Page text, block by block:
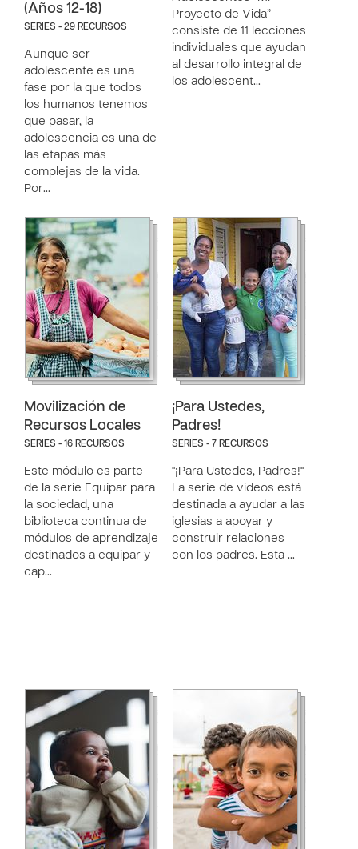
(Años 12-18)
SERIES - 29 RECURSOS
Aunque ser
adolescente es una
fase por la que todos
los humanos tenemos
que pasar, la
adolescencia es una de
las etapas más
complejas de la vida.
Por…
Proyecto de Vida”
consiste de 11 lecciones
individuales que ayudan
al desarrollo integral de
los adolescent…
Movilización de
Recursos Locales
SERIES - 16 RECURSOS
Este módulo es parte
de la serie Equipar para
la sociedad, una
biblioteca continua de
módulos de aprendizaje
destinados a equipar y
cap…
¡Para Ustedes,
Padres!
SERIES - 7 RECURSOS
"¡Para Ustedes, Padres!"
La serie de videos está
destinada a ayudar a las
iglesias a apoyar y
construir relaciones
con los padres. Esta …